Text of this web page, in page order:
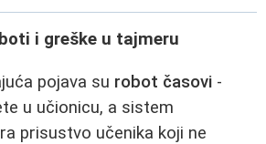
i greške u tajmeru
pojava su robot časovi -
u učionicu, a sistem
prisustvo učenika koji ne